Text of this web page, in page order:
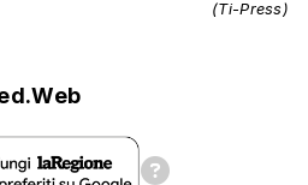
(Ti-Press)